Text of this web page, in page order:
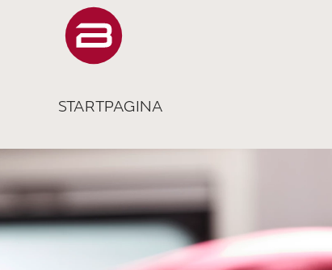
STARTPAGINA